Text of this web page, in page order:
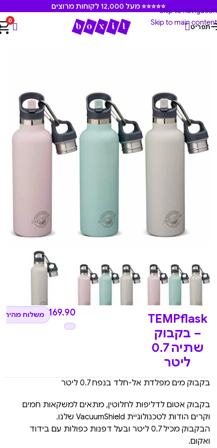
Skip to navigation
Skip to main content
⭐⭐⭐⭐⭐ מעל 12,000 לקוחות מרוצים
תפריט
0
עמוד הבית /בקבוקים וכוסות שתיה קארל אוסקר
TEMPflask
– בקבוק
שתיה 0.7
ליטר
₪169.90 משלוח מהיר
בקבוק מים מפלדת אל-חלד בנפח 0.7 ליטר
בקבוק אטום לדליפות לחלוטין, מתאים למשקאות חמים
וקרים הודות לטכנולוגיית VacuumShield שלנו.
הבקבוק מכיל 0.7 ליטר ובעל דפנות כפולות עם בידוד
ואקום.